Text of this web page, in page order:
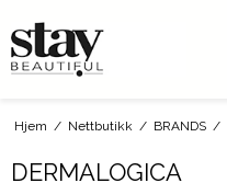
Hjem / Nettbutikk / BRANDS /
DERMALOGICA